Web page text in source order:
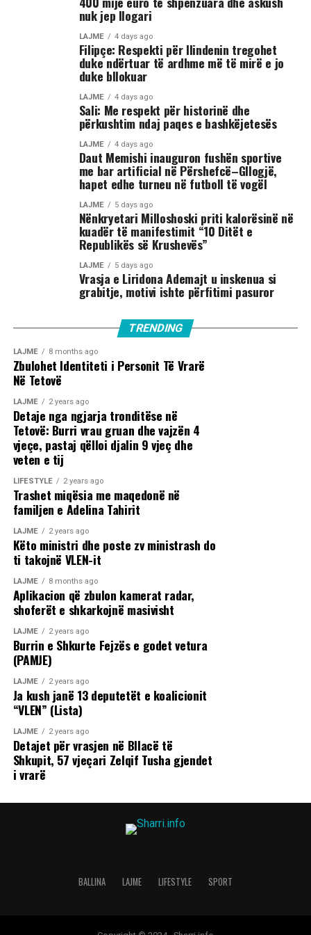
nuk jep llogari
LAJME 4 days ago
Filipçe: Respekti për Ilindenin tregohet
duke ndërtuar të ardhme më të mirë e jo
duke bllokuar
LAJME 4 days ago
Sali: Me respekt për historinë dhe
përkushtim ndaj paqes e bashkëjetesës
LAJME 4 days ago
Daut Memishi inauguron fushën sportive
me bar artificial në Përshefcë–Gllogjë,
hapet edhe turneu në futboll të vogël
LAJME 5 days ago
Nënkryetari Milloshoski priti kalorësinë në
kuadër të manifestimit “10 Ditët e
Republikës së Krushevës”
LAJME 5 days ago
Vrasja e Liridona Ademajt u inskenua si
grabitje, motivi ishte përfitimi pasuror
TRENDING
LAJME 8 months ago
Zbulohet Identiteti i Personit Të Vrarë
Në Tetovë
LAJME 2 years ago
Detaje nga ngjarja tronditëse në
Tetovë: Burri vrau gruan dhe vajzën 4
vjeçe, pastaj qëlloi djalin 9 vjeç dhe
veten e tij
LIFESTYLE 2 years ago
Trashet miqësia me maqedonë në
familjen e Adelina Tahirit
LAJME 2 years ago
Këto ministri dhe poste zv ministrash do
ti takojnë VLEN-it
LAJME 8 months ago
Aplikacion që zbulon kamerat radar,
shoferët e shkarkojnë masivisht
LAJME 2 years ago
Burrin e Shkurte Fejzës e godet vetura
(PAMJE)
LAJME 2 years ago
Ja kush janë 13 deputetët e koalicionit
“VLEN” (Lista)
LAJME 2 years ago
Detajet për vrasjen në Bllacë të
Shkupit, 57 vjeçari Zelqif Tusha gjendet
i vrarë
BALLINA LAJME LIFESTYLE SPORT